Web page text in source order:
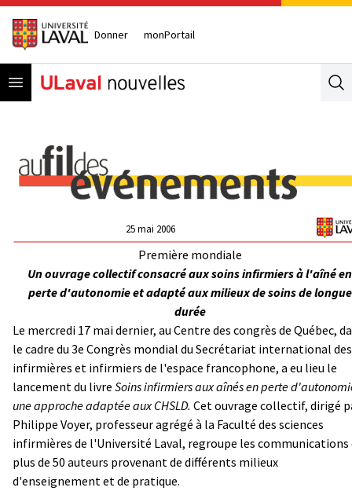
Donner monPortail
Open menu
25 mai 2006
Première mondiale
Un ouvrage collectif consacré aux soins infirmiers à l'aîné en
perte d'autonomie et adapté aux milieux de soins de longue
durée
Le mercredi 17 mai dernier, au Centre des congrès de Québec,
le cadre du 3e Congrès mondial du Secrétariat international des
infirmières et infirmiers de l'espace francophone, a eu lieu le
lancement du livre Soins infirmiers aux aînés en perte
une approche adaptée aux CHSLD. Cet ouvrage collectif, dirigé
Philippe Voyer, professeur agrégé à la Faculté des sciences
infirmières de l'Université Laval, regroupe les communications
plus de 50 auteurs provenant de différents milieux
d'enseignement et de pratique.